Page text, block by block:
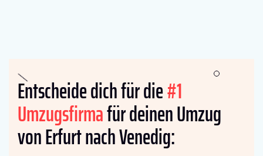
Entscheide dich für die#1
Umzugsfirmafür deinen Umzug
von Erfurt nach Venedig: